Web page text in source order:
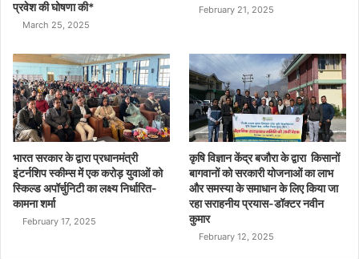
प्रवेश की घोषणा की*
March 25, 2025
February 21, 2025
भारत सरकार के द्वारा प्रधानमंत्री
इंटर्नशिप स्कीम्स में एक करोड़ युवाओं को
स्किल्ड अपॉर्चुनिटी का लक्ष्य निर्धारित-
कामना शर्मा
February 17, 2025
कृषि विज्ञान केंद्र बजौरा के द्वारा किसानों
बागवानों को सरकारी योजनाओं का लाभ
और समस्या के समाधान के लिए किया जा
रहा सराहनीय प्रयास-डॉक्टर नवीन
कुमार
February 12, 2025